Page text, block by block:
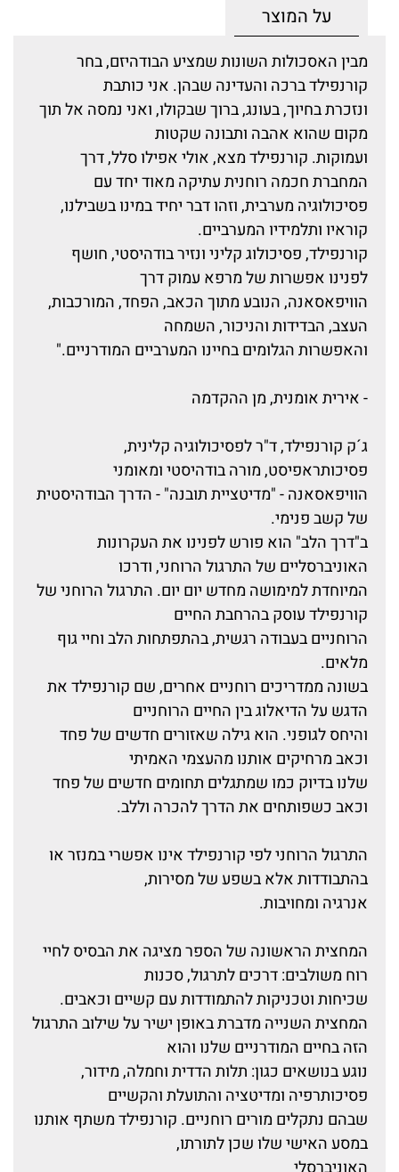
על המוצר
מבין האסכולות השונות שמציע הבודהיזם, בחר
קורנפילד ברכה והעדינה שבהן. אני כותבת
ונזכרת בחיוך, בעונג, ברוך שבקולו, ואני נמסה אל תוך
מקום שהוא אהבה ותבונה שקטות
ועמוקות. קורנפילד מצא, אולי אפילו סלל, דרך
המחברת חכמה רוחנית עתיקה מאוד יחד עם
פסיכולוגיה מערבית, וזהו דבר יחיד במינו בשבילנו,
קוראיו ותלמידיו המערביים.
קורנפילד, פסיכולוג קליני ונזיר בודהיסטי, חושף
לפנינו אפשרות של מרפא עמוק דרך
הוויפאסאנה, הנובע מתוך הכאב, הפחד, המורכבות,
העצב, הבדידות והניכור, השמחה
והאפשרות הגלומים בחיינו המערביים המודרניים."
- אירית אומנית, מן ההקדמה
ג´ק קורנפילד, ד"ר לפסיכולוגיה קלינית,
פסיכותראפיסט, מורה בודהיסטי ומאומני
הוויפאסאנה - "מדיטציית תובנה" - הדרך הבודהיסטית
של קשב פנימי.
ב"דרך הלב" הוא פורש לפנינו את העקרונות
האוניברסליים של התרגול הרוחני, ודרכו
המיוחדת למימושה מחדש יום יום. התרגול הרוחני של
קורנפילד עוסק בהרחבת החיים
הרוחניים בעבודה רגשית, בהתפתחות הלב וחיי גוף
מלאים.
בשונה ממדריכים רוחניים אחרים, שם קורנפילד את
הדגש על הדיאלוג בין החיים הרוחניים
והיחס לגופני. הוא גילה שאזורים חדשים של פחד
וכאב מרחיקים אותנו מהעצמי האמיתי
שלנו בדיוק כמו שמתגלים תחומים חדשים של פחד
וכאב כשפותחים את הדרך להכרה וללב.
התרגול הרוחני לפי קורנפילד אינו אפשרי במנזר או
בהתבודדות אלא בשפע של מסירות,
אנרגיה ומחויבות.
המחצית הראשונה של הספר מציגה את הבסיס לחיי
רוח משולבים: דרכים לתרגול, סכנות
שכיחות וטכניקות להתמודדות עם קשיים וכאבים.
המחצית השנייה מדברת באופן ישיר על שילוב התרגול
הזה בחיים המודרניים שלנו והוא
נוגע בנושאים כגון: תלות הדדית וחמלה, מידור,
פסיכותרפיה ומדיטציה והתועלת והקשיים
שבהם נתקלים מורים רוחניים. קורנפילד משתף אותנו
במסע האישי שלו שכן לתורתו,